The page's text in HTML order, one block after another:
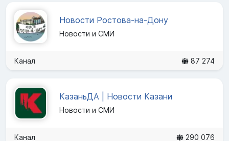
Новости Ростова-на-Дону
Новости и СМИ
Канал 87 274
КазаньДА | Новости Казани
Новости и СМИ
Канал 290 076